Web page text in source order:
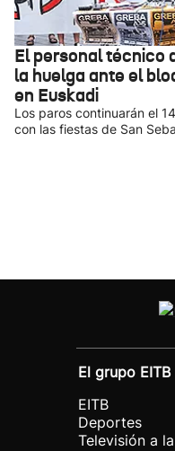
El personal técnico
la huelga ante el
en Euskadi
Los paros continuarán el
con las fiestas de San
El grupo EITB
EITB
Deportes
Televisión a la